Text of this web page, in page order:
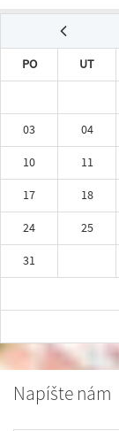
PO UT
03
04
10
11
17
18
24
25
31
Napíšte nám